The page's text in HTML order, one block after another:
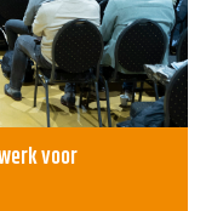
voor